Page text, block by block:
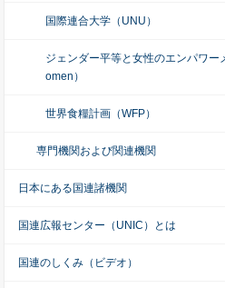
国際連合大学（UNU）
ジェンダー平等と女性のエンパワ
omen）
世界食糧計画（WFP）
専門機関および関連機関
日本にある国連諸機関
国連広報センター（UNIC）とは
国連のしくみ（ビデオ）